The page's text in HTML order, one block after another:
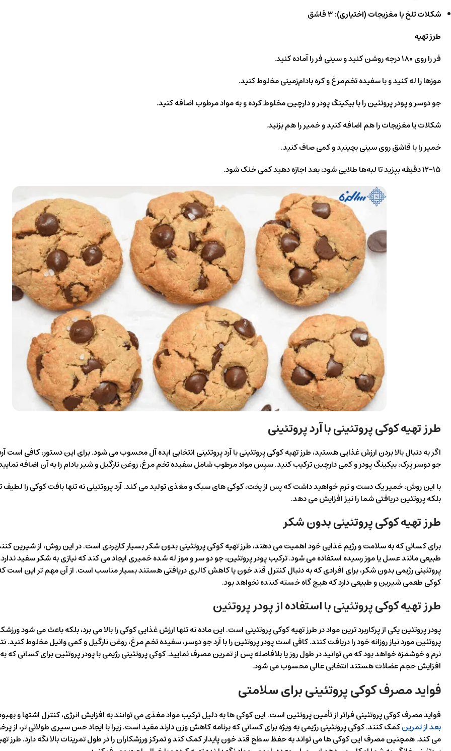
شکلات تلخ یا مغزیجات (اختیاری): ۳ قاشق
طرز تهیه
فر را روی ۱۸۰ درجه روشن کنید و سینی فر را آماده کنید.
موزها را له کنید و با سفیده تخم‌مرغ و کره بادام‌زمینی مخلوط کنید.
جو دوسر و پودر پروتئین را با بیکینگ پودر و دارچین مخلوط کرده و به مواد مرطوب اضافه کنید.
شکلات یا مغزیجات را هم اضافه کنید و خمیر را هم بزنید.
خمیر را با قاشق روی سینی بچینید و کمی صاف کنید.
۱۲-۱۵ دقیقه بپزید تا لبه‌ها طلایی شود، بعد اجازه دهید کمی خنک شود.
طرز تهیه کوکی پروتئینی با آرد پروتئینی
اگر به دنبال بالا بردن ارزش غذایی هستید، طرز تهیه کوکی پروتئینی با آرد پروتئینی انتخابی ایده آل محسوب می شود. برای این دستور، کافی است آرد
جو دوسر پرک، بیکینگ پودر و کمی دارچین ترکیب کنید. سپس مواد مرطوب شامل سفیده تخم مرغ، روغن نارگیل و شیر بادام را به آن اضافه
با این روش، خمیر یک دست و نرم خواهید داشت که پس از پخت، کوکی های سبک و مغذی تولید می کند. آرد پروتئینی نه تنها بافت کوکی را لطیف
بلکه پروتئین دریافتی شما را نیز افزایش می دهد.
طرز تهیه کوکی پروتئینی بدون شکر
برای کسانی که به سلامت و رژیم غذایی خود اهمیت می دهند، طرز تهیه کوکی پروتئینی بدون شکر بسیار کاربردی است. در این روش، از شیرین
طبیعی مانند عسل یا موز رسیده استفاده می شود. ترکیب پودر پروتئین، جو دو سر و موز له شده خمیری ایجاد می کند که نیازی به شکر سفید
پروتئینی رژیمی بدون شکر، برای افرادی که به دنبال کنترل قند خون یا کاهش کالری دریافتی هستند بسیار مناسب است. از آن مهم تر این است
کوکی طعمی شیرین و طبیعی دارد که هیچ گاه خسته کننده نخواهد بود.
طرز تهیه کوکی پروتئینی با استفاده از پودر پروتئین
پودر پروتئین یکی از پرکاربرد ترین مواد در طرز تهیه کوکی پروتئینی است. این ماده نه تنها ارزش غذایی کوکی را بالا می برد، بلکه باعث می شود
پروتئین مورد نیاز روزانه خود را دریافت کنند. کافی است پودر پروتئین را با آرد جو دوسر، سفیده تخم مرغ، روغن نارگیل و کمی وانیل مخلوط کنید.
نرم و خوشمزه خواهد بود که می توانید در طول روز یا بلافاصله پس از تمرین مصرف نمایید. کوکی پروتئینی رژیمی با پودر پروتئین برای کسانی که
افزایش حجم عضلات هستند انتخابی عالی محسوب می شود.
فواید مصرف کوکی پروتئینی برای سلامتی
فواید مصرف کوکی پروتئینی فراتر از تأمین پروتئین است. این کوکی ها به دلیل ترکیب مواد مغذی می توانند به افزایش انرژی، کنترل اشتها و
بعد از تمرینکمک کنند. کوکی پروتئینی رژیمی به ویژه برای کسانی که برنامه کاهش وزن دارند مفید است. زیرا با ایجاد حس سیری طولانی تر، از
می کند. همچنین مصرف این کوکی ها می تواند به حفظ سطح قند خون پایدار کمک کند و تمرکز ورزشکاران را در طول تمرینات بالا نگه دارد. طرز